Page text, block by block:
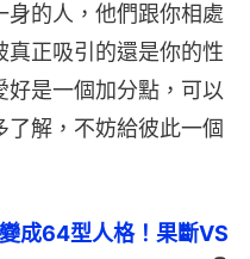
身的人，他們跟你相處
真正吸引的還是你的性
是一個加分點，可以
解，不妨給彼此一個
成64型人格！果斷VS